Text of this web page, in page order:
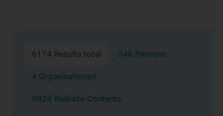
6174 Results total 346 Persons
4 Organisationen
5824 Website-Contents